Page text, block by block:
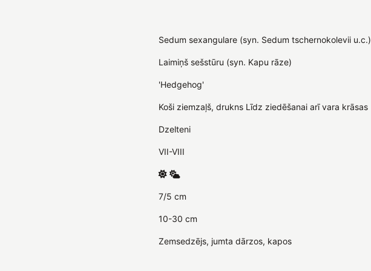
Sedum sexangulare (syn. Sedum tschernokolevii u.c.)
Laimiņš sešstūru (syn. Kapu rāze)
'Hedgehog'
Koši ziemzaļš, drukns Līdz ziedēšanai arī vara krāsas
Dzelteni
VII-VIII
7/5 cm
10-30 cm
Zemsedzējs, jumta dārzos, kapos